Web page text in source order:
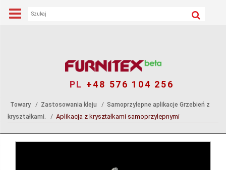
PL +48 576 104 256
Towary Zastosowania kleju
Samoprzylepne aplikacje Grzebień z
kryształkami.
Aplikacja z kryształkami samoprzylepnymi